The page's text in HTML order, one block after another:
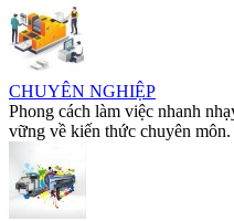
CHUYÊN NGHIỆP
Phong cách làm việc nhanh
vững về kiến thức chuyên môn.